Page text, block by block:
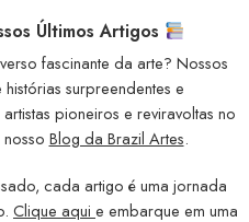
Últimos Artigos
fascinante da arte? Nossos
surpreendentes e
pioneiros e reviravoltas no
Blog da Brazil Artes.
cada artigo é uma jornada
Clique aqui e embarque em uma